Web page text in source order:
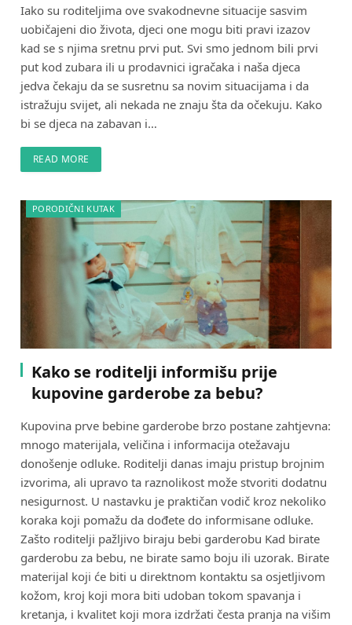
Iako su roditeljima ove svakodnevne situacije sasvim
uobičajeni dio života, djeci one mogu biti pravi izazov
kad se s njima sretnu prvi put. Svi smo jednom bili prvi
put kod zubara ili u prodavnici igračaka i naša djeca
jedva čekaju da se susretnu sa novim situacijama i da
istražuju svijet, ali nekada ne znaju šta da očekuju. Kako
bi se djeca na zabavan i…
READ MORE
PORODIČNI KUTAK
Kako se roditelji informišu prije
kupovine garderobe za bebu?
Kupovina prve bebine garderobe brzo postane zahtjevna:
mnogo materijala, veličina i informacija otežavaju
donošenje odluke. Roditelji danas imaju pristup brojnim
izvorima, ali upravo ta raznolikost može stvoriti dodatnu
nesigurnost. U nastavku je praktičan vodič kroz nekoliko
koraka koji pomažu da dođete do informisane odluke.
Zašto roditelji pažljivo biraju bebi garderobu Kad birate
garderobu za bebu, ne birate samo boju ili uzorak. Birate
materijal koji će biti u direktnom kontaktu sa osjetljivom
kožom, kroj koji mora biti udoban tokom spavanja i
kretanja, i kvalitet koji mora izdržati česta pranja na višim